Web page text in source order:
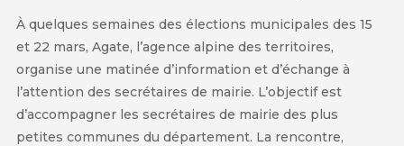
À quelques semaines des élections municipales des 15
et 22 mars, Agate, l’agence alpine des territoires,
organise une matinée d’information et d’échange à
l’attention des secrétaires de mairie. L’objectif est
d’accompagner les secrétaires de mairie des plus
petites communes du département. La rencontre,